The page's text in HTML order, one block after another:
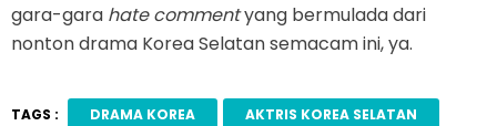
gara-gara hate commentyang bermulada dari
nonton drama Korea Selatan semacam ini, ya.
TAGS : DRAMA KOREA AKTRIS KOREA SELATAN